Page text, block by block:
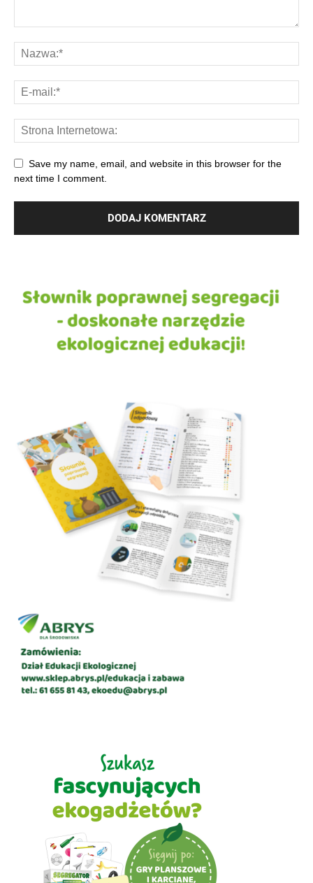
Save my name, email, and website in this browser for the
next time I comment.